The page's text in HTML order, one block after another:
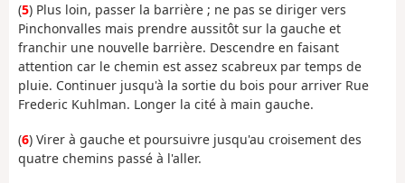
(5) Plus loin, passer la barrière ; ne pas se diriger vers
Pinchonvalles mais prendre aussitôt sur la gauche et
franchir une nouvelle barrière. Descendre en faisant
attention car le chemin est assez scabreux par temps de
pluie. Continuer jusqu'à la sortie du bois pour arriver Rue
Frederic Kuhlman. Longer la cité à main gauche.
(6) Virer à gauche et poursuivre jusqu'au croisement des
quatre chemins passé à l'aller.